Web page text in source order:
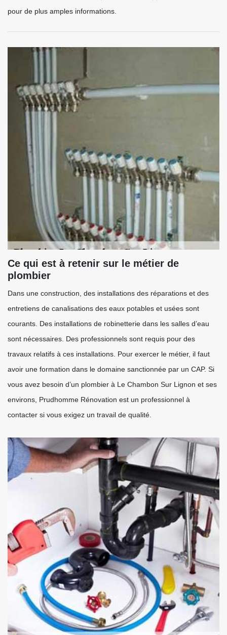
pour de plus amples informations.
Ce qui est à retenir sur le métier de
plombier
Dans une construction, des installations des réparations et des
entretiens de canalisations des eaux potables et usées sont
courants. Des installations de robinetterie dans les salles d’eau
sont nécessaires. Des professionnels sont requis pour des
travaux relatifs à ces installations. Pour exercer le métier, il faut
avoir une formation dans le domaine sanctionnée par un CAP. Si
vous avez besoin d’un plombier à Le Chambon Sur Lignon et ses
environs, Prudhomme Rénovation est un professionnel à
contacter si vous exigez un travail de qualité.